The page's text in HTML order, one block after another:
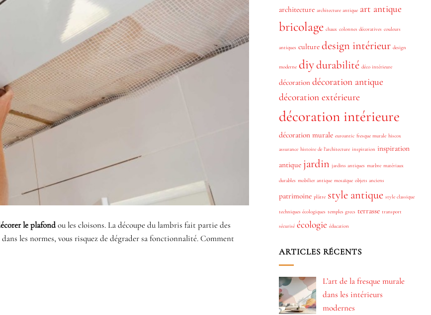
le plafondou les cloisons. La découpe du lambris fait partie des
les normes, vous risquez de dégrader sa fonctionnalité. Comment
architecture architecture antique art antique
bricolage chaux colonnes décoratives couleurs
antiques culture design intérieur design
moderne diydurabilité déco intérieure
décoration décoration antique
décoration extérieure
décoration intérieure
décoration murale euroantic fresque murale hiscox
assurance histoire de l'architecture inspiration inspiration
antique jardin jardins antiques marbre matériaux
durables mobilier antique mosaïque objets anciens
patrimoine plâtre style antique style classique
techniques écologiques temples grecs terrasse transport
sécurisé écologie éducation
ARTICLES RÉCENTS
L’art de la fresque murale
dans les intérieurs
modernes